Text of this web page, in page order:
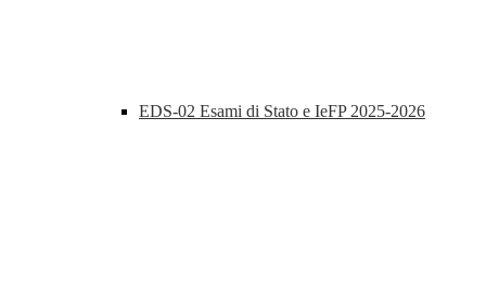
EDS-02 Esami di Stato e IeFP 2025-2026